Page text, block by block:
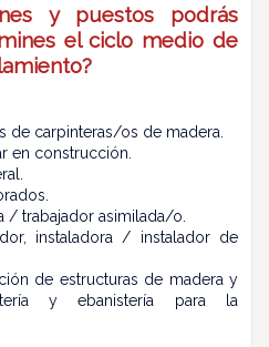
y puestos podrás
el ciclo medio de
de carpinteras/os de madera.
en construcción.
/ trabajador asimilada/o.
instaladora / instalador de
de estructuras de madera y
y ebanistería para la